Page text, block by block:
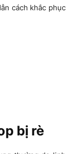
cách khắc phục
bị rè